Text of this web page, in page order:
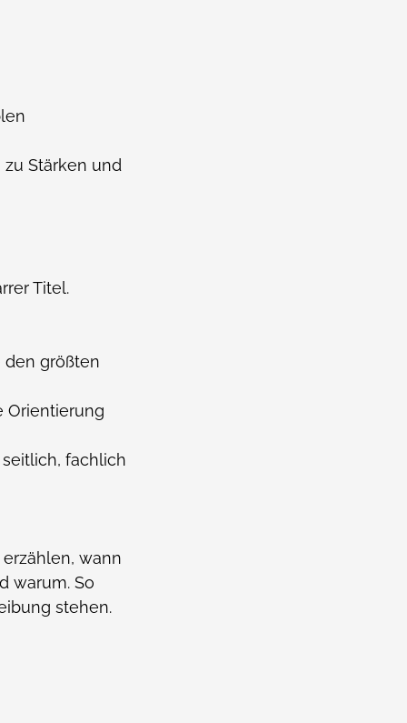
Stärken und
Titel.
den größten
Orientierung
fachlich
wann
warum. So
stehen.